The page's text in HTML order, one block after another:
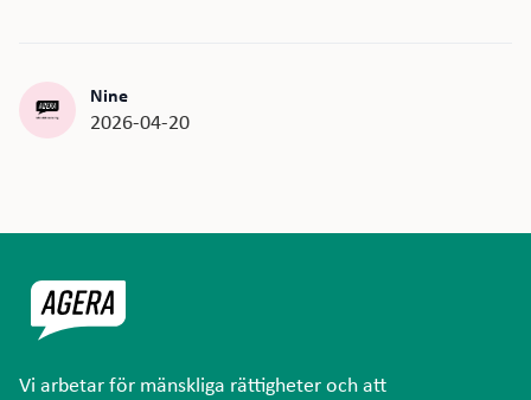
Nine
2026-04-20
Vi arbetar för mänskliga rättigheter och att